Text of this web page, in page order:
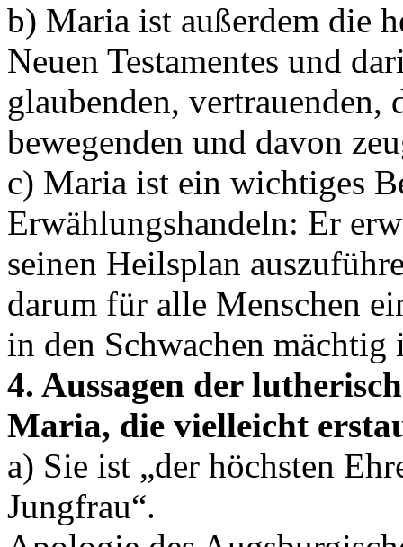
b) Maria ist außerdem die
Neuen Testamentes und
glaubenden,
bewegenden und davon
c) Maria ist ein wichtiges
Erwählungshandeln: Er
seinen Heilsplan
darum für alle Menschen
in den Schwachen mächtig
4. Aussagen der
Maria, die vielleicht
a) Sie ist „der höchsten
Jungfrau“.